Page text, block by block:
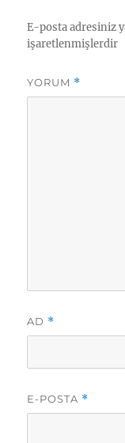
E-posta adresiniz
işaretlenmişlerdir
YORUM *
AD *
E-POSTA *